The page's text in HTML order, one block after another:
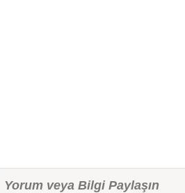
Yorum veya Bilgi Paylaşın